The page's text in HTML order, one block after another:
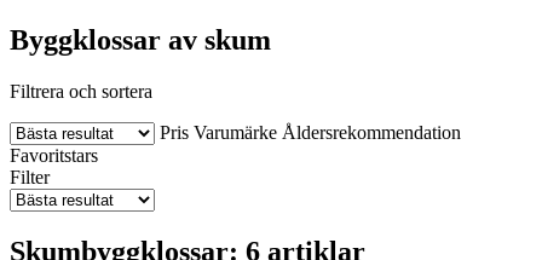
Byggklossar av skum
Filtrera och sortera
Pris Varumärke Åldersrekommendation
Favoritstars
Filter
Skumbyggklossar: 6 artiklar